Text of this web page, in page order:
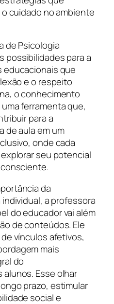
cuidado no ambiente
de Psicologia
possibilidades para a
educacionais que
e o respeito
o conhecimento
ferramenta que,
para a
de aula em um
onde cada
seu potencial
da
a professora
do educador vai além
de conteúdos. Ele
vínculos afetivos,
mais
do
Esse olhar
prazo, estimular
social e